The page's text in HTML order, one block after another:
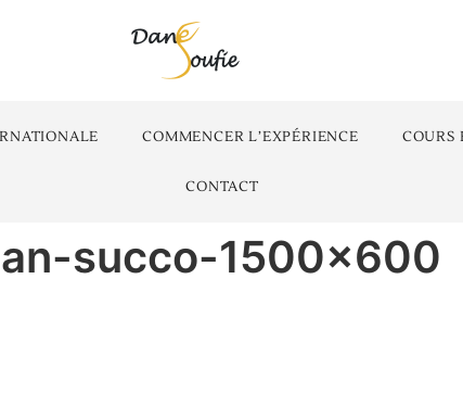
COMMENCER L’EXPÉRIENCE COURS
CONTACT
succo-1500×600